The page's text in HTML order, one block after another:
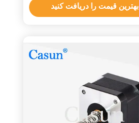
بهترین قیمت را دریافت کنید